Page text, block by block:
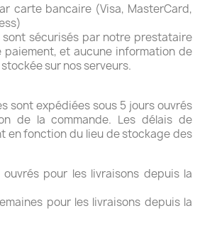
carte bancaire (Visa, MasterCard,
sont sécurisés par notre prestataire
paiement, et aucune information de
sur nos serveurs.
sont expédiées sous 5 jours ouvrés
de la commande. Les délais de
en fonction du lieu de stockage des
pour les livraisons depuis la
pour les livraisons depuis la